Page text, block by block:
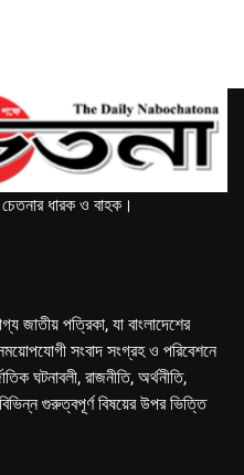
ধারক ও বাহক।
জাতীয় পত্রিকা, যা বাংলাদেশের
সংবাদ সংগ্রহ ও পরিবেশনে
ঘটনাবলী, রাজনীতি, অর্থনীতি,
গুরুত্বপূর্ণ বিষয়ের উপর ভিত্তি